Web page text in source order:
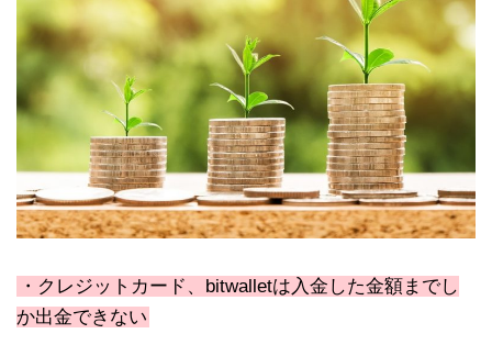
・クレジットカード、bitwalletは入金した金額までし
か出金できない